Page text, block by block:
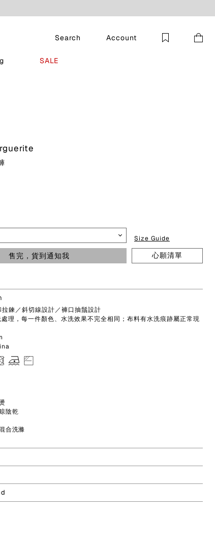
Account
Search
SALE
Size Guide
售完，貨到通知我 心願清單
鍊／斜切線設計／褲口抽鬚設計
理，每一件顏色、水洗效果不完全相同；布料有水洗痕跡屬正常現
陰乾
合洗滌